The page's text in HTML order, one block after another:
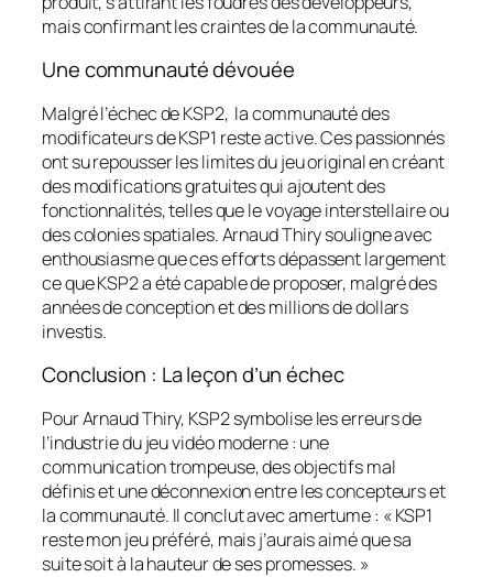
mais confirmant les craintes de la communauté.
Une communauté dévouée
Malgré l’échec de KSP2, la communauté des
modificateurs de KSP1 reste active. Ces passionnés
ont su repousser les limites du jeu original en créant
des modifications gratuites qui ajoutent des
fonctionnalités, telles que le voyage interstellaire ou
des colonies spatiales. Arnaud Thiry souligne avec
enthousiasme que ces efforts dépassent largement
ce que KSP2 a été capable de proposer, malgré des
années de conception et des millions de dollars
investis.
Conclusion : La leçon d’un échec
Pour Arnaud Thiry, KSP2 symbolise les erreurs de
l’industrie du jeu vidéo moderne : une
communication trompeuse, des objectifs mal
définis et une déconnexion entre les concepteurs et
la communauté. Il conclut avec amertume : « KSP1
reste mon jeu préféré, mais j’aurais aimé que sa
suite soit à la hauteur de ses promesses. »